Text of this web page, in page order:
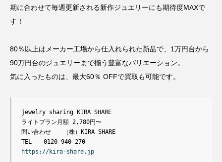
期に合わせて毎週更新される新作ジュエリーにも期待度MAXで
す！
80％以上はメーカー工場から仕入れられた新品で、1万円台から
90万円台のジュエリーまで揃う豊富なバリエーション。
気に入ったものは、最大60％ OFFで買取も可能です。
jewelry sharing KIRA SHARE
ライトプラン月額 2,780円〜
問い合わせ　　（株）KIRA SHARE
https://kira-share.jp